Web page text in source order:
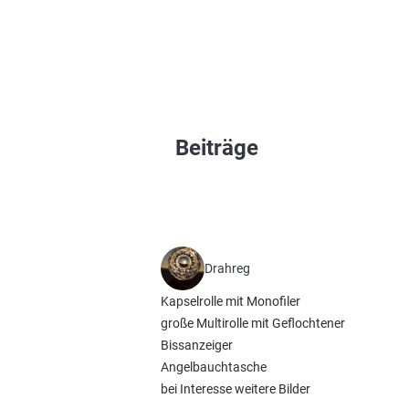
Beiträge
Drahreg
Kapselrolle mit Monofiler
große Multirolle mit Geflochtener
Bissanzeiger
Angelbauchtasche
bei Interesse weitere Bilder